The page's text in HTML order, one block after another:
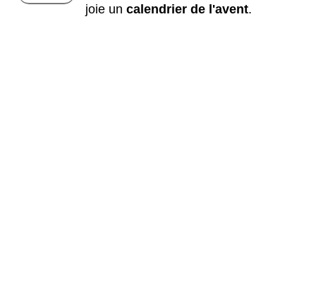
joie uncalendrier de l'avent.